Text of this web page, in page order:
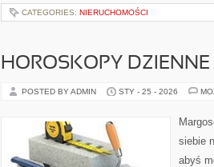
CATEGORIES: NIERUCHOMOŚCI
HOROSKOPY DZIENNE
POSTED BY ADMIN STY - 25 - 2026
siebie
abyś